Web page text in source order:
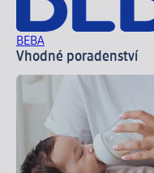
BEBA
Vhodné poradenství